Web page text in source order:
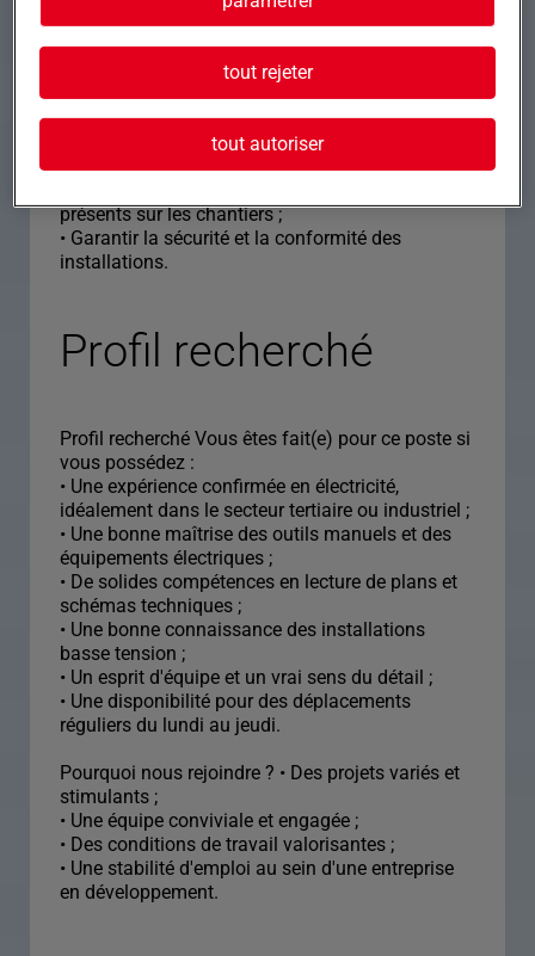
électriques conformément aux normes en vigueur
;
• Lire et interpréter des plans et schémas
électriques ;
• Réaliser des installations en basse tension ;
• Effectuer des tests, diagnostics et contrôles sur
les équipements ;
présents sur les chantiers ;
• Garantir la sécurité et la conformité des
installations.
Profil recherché
Profil recherché Vous êtes fait(e) pour ce poste si
vous possédez :
• Une expérience confirmée en électricité,
idéalement dans le secteur tertiaire ou industriel ;
• Une bonne maîtrise des outils manuels et des
équipements électriques ;
• De solides compétences en lecture de plans et
schémas techniques ;
• Une bonne connaissance des installations
basse tension ;
• Un esprit d'équipe et un vrai sens du détail ;
• Une disponibilité pour des déplacements
réguliers du lundi au jeudi.
Pourquoi nous rejoindre ? • Des projets variés et
stimulants ;
• Une équipe conviviale et engagée ;
• Des conditions de travail valorisantes ;
• Une stabilité d'emploi au sein d'une entreprise
en développement.
tout rejeter
tout autoriser